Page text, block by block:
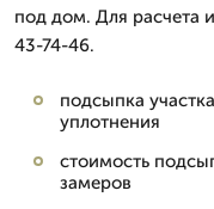
под дом. Для расчета
43-74-46.
подсыпка
уплотнения
стоимость
замеров